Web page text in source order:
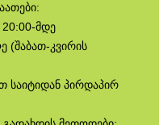
20:00-მდე
(შაბათ-კვირის
საიტიდან პირდაპირ